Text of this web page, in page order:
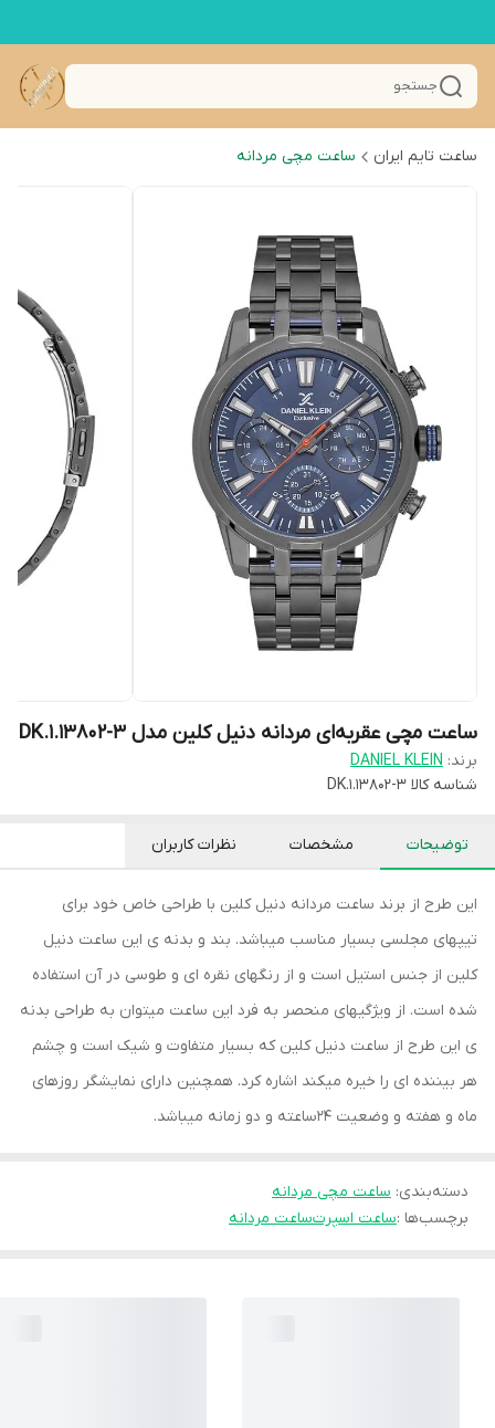
جستجو
ساعت تایم ایران ساعت مچی مردانه
ساعت مچی عقربه‌ای مردانه دنیل کلین مدل DK.1.13802-3
برند: DANIEL KLEIN
شناسه کالا DK.1.13802-3
توضیحات مشخصات نظرات کاربران
این طرح از برند ساعت مردانه دنیل کلین با طراحی خاص خود برای
تیپهای مجلسی بسیار مناسب میباشد. بند و بدنه ی این ساعت دنیل
کلین از جنس استیل است و از رنگهای نقره ای و طوسی در آن استفاده
شده است. از ویژگیهای منحصر به فرد این ساعت میتوان به طراحی بدنه
ی این طرح از ساعت دنیل کلین که بسیار متفاوت و شیک است و چشم
هر بیننده ای را خیره میکند اشاره کرد. همچنین دارای نمایشگر روزهای
ماه و هفته و وضعیت 24ساعته و دو زمانه میباشد.
دسته‌بندی: ساعت مچی مردانه
برچسب‌ها :ساعت اسپرتساعت مردانه